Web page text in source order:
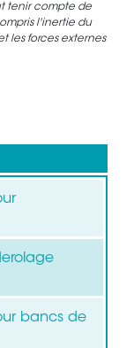
tenir compte de
l'inertie du
les forces externes
bancs de